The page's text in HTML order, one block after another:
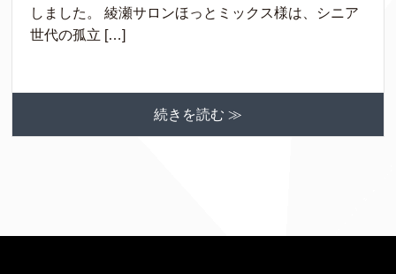
しました。 綾瀬サロンほっとミックス様は、シニア
世代の孤立 […]
続きを読む ≫